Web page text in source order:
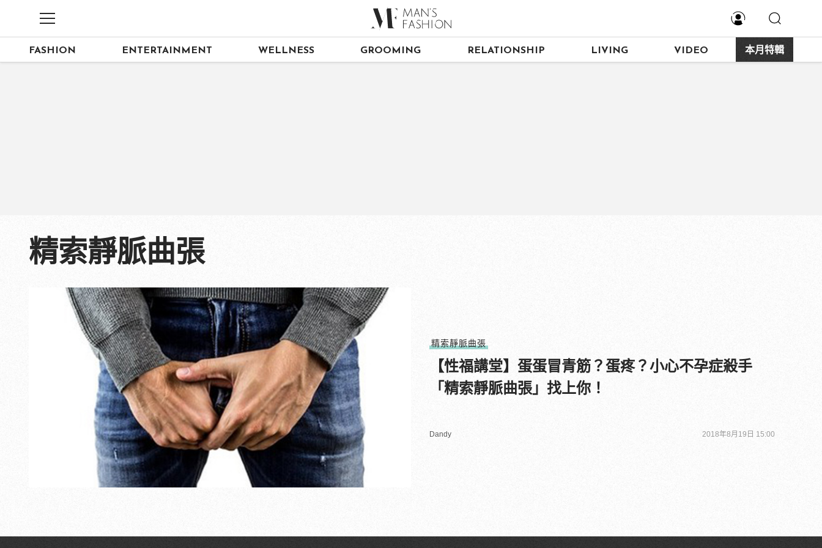
FASHION ENTERTAINMENT WELLNESS GROOMING RELATIONSHIP LIVING VIDEO 本月特輯
精索靜脈曲張
精索靜脈曲張
【性福講堂】蛋蛋冒青筋？蛋疼？小心不孕症殺手
「精索靜脈曲張」找上你！
Dandy 2018年8月19日 15:00